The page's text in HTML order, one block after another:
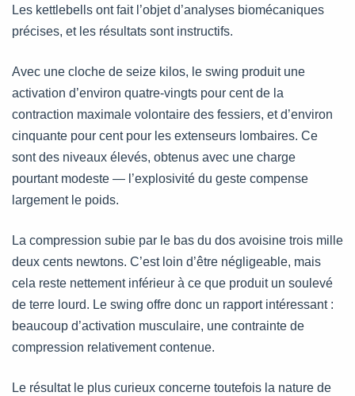
Les kettlebells ont fait l’objet d’analyses biomécaniques
précises, et les résultats sont instructifs.
Avec une cloche de seize kilos, le swing produit une
activation d’environ quatre-vingts pour cent de la
contraction maximale volontaire des fessiers, et d’environ
cinquante pour cent pour les extenseurs lombaires. Ce
sont des niveaux élevés, obtenus avec une charge
pourtant modeste — l’explosivité du geste compense
largement le poids.
La compression subie par le bas du dos avoisine trois mille
deux cents newtons. C’est loin d’être négligeable, mais
cela reste nettement inférieur à ce que produit un soulevé
de terre lourd. Le swing offre donc un rapport intéressant :
beaucoup d’activation musculaire, une contrainte de
compression relativement contenue.
Le résultat le plus curieux concerne toutefois la nature de